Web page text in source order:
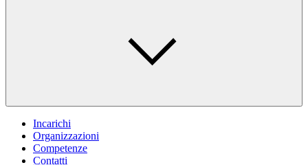
Incarichi
Organizzazioni
Competenze
Contatti